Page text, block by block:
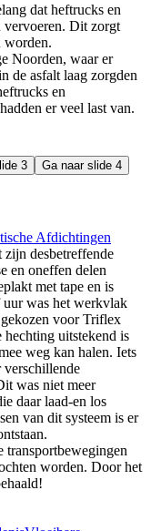
dat heftrucks en
vervoeren. Dit zorgt
worden.
Noorden, waar er
de asfalt laag zorgden
en
er veel last van.
3 Ga naar slide 4
Afdichtingen
zijn desbetreffende
en oneffen delen
met tape en is
uur was het werkvlak
voor Triflex
hechting uitstekend is
weg kan halen. Iets
was niet meer
daar laad-en los
van dit systeem is er
transportbewegingen
worden. Door het